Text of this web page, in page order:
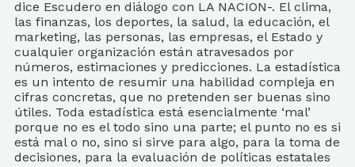
dice Escudero en diálogo con LA NACION-. El clima,
las finanzas, los deportes, la salud, la educación, el
marketing, las personas, las empresas, el Estado y
cualquier organización están atravesados por
números, estimaciones y predicciones. La estadística
es un intento de resumir una habilidad compleja en
cifras concretas, que no pretenden ser buenas sino
útiles. Toda estadística está esencialmente ‘mal’
porque no es el todo sino una parte; el punto no es si
está mal o no, sino si sirve para algo, para la toma de
decisiones, para la evaluación de políticas estatales